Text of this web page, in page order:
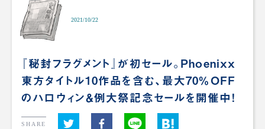
2021/10/22
『秘封フラグメント』が初セール。Phoenixx
東方タイトル10作品を含む、最大70％OFF
のハロウィン＆例大祭記念セールを開催中！
SHARE